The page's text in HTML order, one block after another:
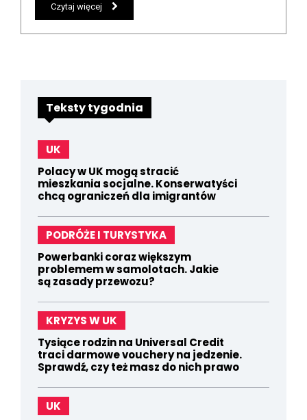
Czytaj więcej
Teksty tygodnia
UK
Polacy w UK mogą stracić
mieszkania socjalne. Konserwatyści
chcą ograniczeń dla imigrantów
PODRÓŻE I TURYSTYKA
Powerbanki coraz większym
problemem w samolotach. Jakie
są zasady przewozu?
KRYZYS W UK
Tysiące rodzin na Universal Credit
traci darmowe vouchery na jedzenie.
Sprawdź, czy też masz do nich prawo
UK